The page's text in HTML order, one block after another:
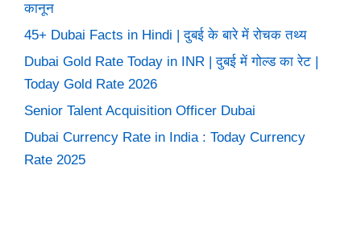
कानून
45+ Dubai Facts in Hindi | दुबई के बारे में रोचक तथ्य
Dubai Gold Rate Today in INR | दुबई में गोल्ड का रेट |
Today Gold Rate 2026
Senior Talent Acquisition Officer Dubai
Dubai Currency Rate in India : Today Currency
Rate 2025